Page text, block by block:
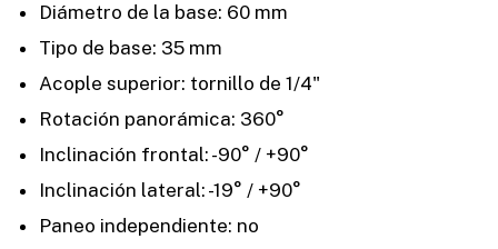
Diámetro de la base: 60 mm
Tipo de base: 35 mm
Acople superior: tornillo de 1/4"
Rotación panorámica: 360°
Inclinación frontal: -90° / +90°
Inclinación lateral: -19° / +90°
Paneo independiente: no